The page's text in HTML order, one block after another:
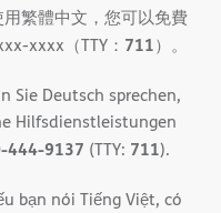
繁體中文，您可以免費
xxxx（TTY： 711）。
Sie Deutsch sprechen,
Hilfsdienstleistungen
444-9137 (TTY: 711).
bạn nói Tiếng Việt, có